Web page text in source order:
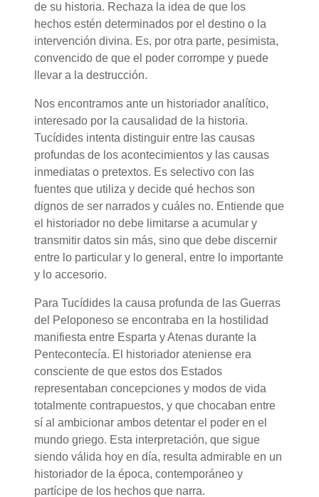
de su historia. Rechaza la idea de que los
hechos estén determinados por el destino o la
intervención divina. Es, por otra parte, pesimista,
convencido de que el poder corrompe y puede
llevar a la destrucción.
Nos encontramos ante un historiador analítico,
interesado por la causalidad de la historia.
Tucídides intenta distinguir entre las causas
profundas de los acontecimientos y las causas
inmediatas o pretextos. Es selectivo con las
fuentes que utiliza y decide qué hechos son
dignos de ser narrados y cuáles no. Entiende que
el historiador no debe limitarse a acumular y
transmitir datos sin más, sino que debe discernir
entre lo particular y lo general, entre lo importante
y lo accesorio.
Para Tucídides la causa profunda de las Guerras
del Peloponeso se encontraba en la hostilidad
manifiesta entre Esparta y Atenas durante la
Pentecontecía. El historiador ateniense era
consciente de que estos dos Estados
representaban concepciones y modos de vida
totalmente contrapuestos, y que chocaban entre
sí al ambicionar ambos detentar el poder en el
mundo griego. Esta interpretación, que sigue
siendo válida hoy en día, resulta admirable en un
historiador de la época, contemporáneo y
partícipe de los hechos que narra.